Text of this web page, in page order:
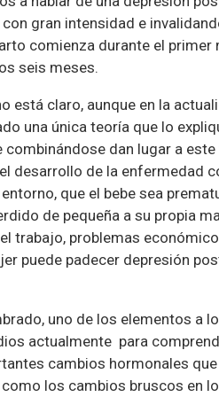
gran intensidad e
comienza durante el primer
seis meses.
está claro, aunque en la
una única teoría que lo
dan lugar a
desarrollo de la enfermedad
que el bebe sea
de pequeña a su propia
trabajo, problemas
puede padecer depresión
uno de los elementos a
actualmente para
cambios hormonales
los cambios bruscos en